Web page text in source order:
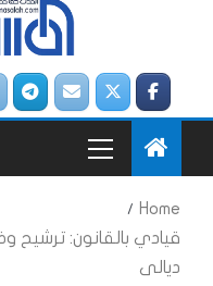
Home
قيادي بالقانون:
ديالى